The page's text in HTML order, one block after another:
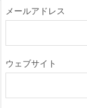
メールアドレス
ウェブサイト